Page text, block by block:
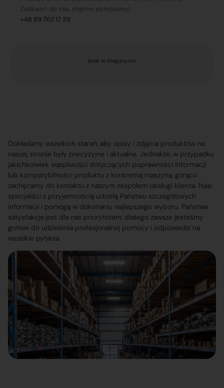
Zadzwoń do nas, chętnie pomożemy!
+48 89 762 17 39
brak w magazynie
Dokładamy wszelkich starań, aby opisy i zdjęcia produktów na
naszej stronie były precyzyjne i aktualne. Jednakże, w przypadku
jakichkolwiek wątpliwości dotyczących poprawności informacji
lub kompatybilności produktu z konkretną maszyną, gorąco
zachęcamy do kontaktu z naszym zespołem obsługi klienta. Nasi
specjaliści z przyjemnością udzielą Państwu szczegółowych
informacji i pomogą w dokonaniu najlepszego wyboru. Państwa
satysfakcja jest dla nas priorytetem, dlatego zawsze jesteśmy
gotowi do udzielenia profesjonalnej pomocy i odpowiedzi na
wszelkie pytania.